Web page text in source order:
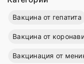
Вакцина от гепатита
Вакцина от
Вакцинация от